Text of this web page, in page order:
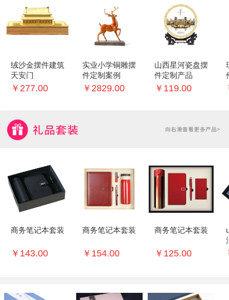
绒沙金摆件建筑
天安门
￥277.00
实业小学铜雕摆
件定制案例
￥2829.00
山西星河瓷盘摆
件定制产品
￥119.00
商务笔记本套装
￥143.00
商务笔记本套装
￥154.00
商务笔记本套装
￥125.00